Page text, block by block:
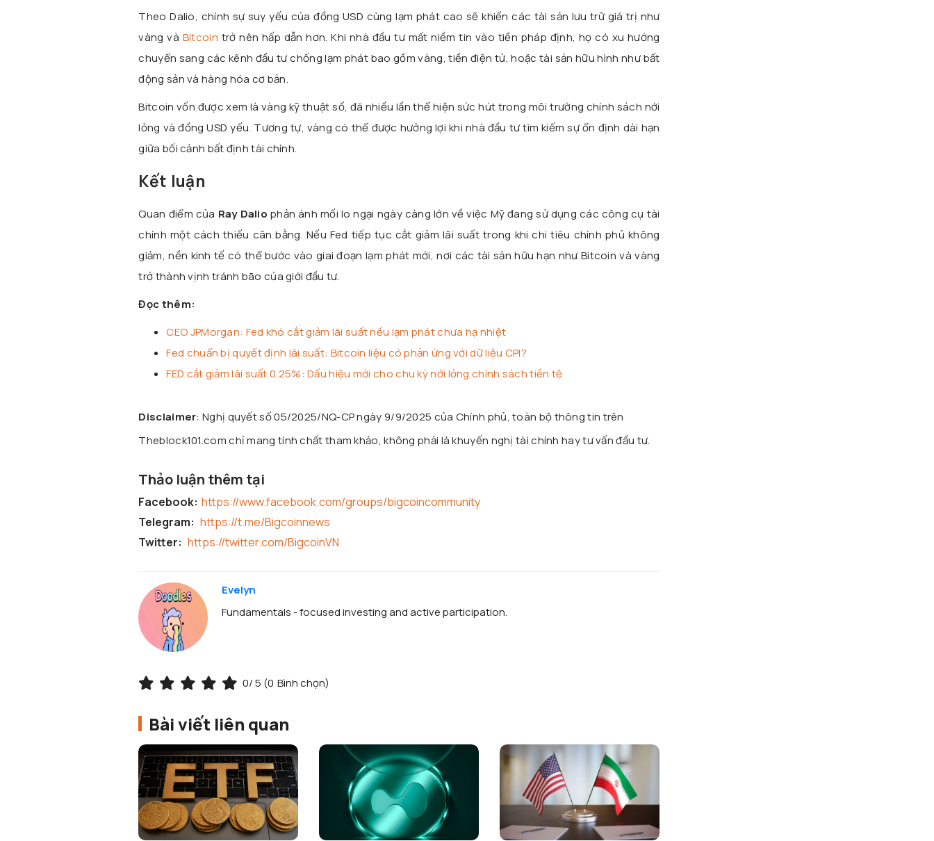
Theo Dalio, chính sự suy yếu của đồng USD cùng lạm phát cao sẽ khiến các tài sản lưu trữ giá trị như
vàng và Bitcoin trở nên hấp dẫn hơn. Khi nhà đầu tư mất niềm tin vào tiền pháp định, họ có xu hướng
chuyển sang các kênh đầu tư chống lạm phát bao gồm vàng, tiền điện tử, hoặc tài sản hữu hình như bất
động sản và hàng hóa cơ bản.
Bitcoin vốn được xem là vàng kỹ thuật số, đã nhiều lần thể hiện sức hút trong môi trường chính sách nới
lỏng và đồng USD yếu. Tương tự, vàng có thể được hưởng lợi khi nhà đầu tư tìm kiếm sự ổn định dài hạn
giữa bối cảnh bất định tài chính.
Kết luận
Quan điểm của Ray Dalio phản ánh mối lo ngại ngày càng lớn về việc Mỹ đang sử dụng các công cụ tài
chính một cách thiếu cân bằng. Nếu Fed tiếp tục cắt giảm lãi suất trong khi chi tiêu chính phủ không
giảm, nền kinh tế có thể bước vào giai đoạn lạm phát mới, nơi các tài sản hữu hạn như Bitcoin và vàng
trở thành vịnh tránh bão của giới đầu tư.
Đọc thêm:
CEO JPMorgan: Fed khó cắt giảm lãi suất nếu lạm phát chưa hạ nhiệt
Fed chuẩn bị quyết định lãi suất: Bitcoin liệu có phản ứng với dữ liệu CPI?
FED cắt giảm lãi suất 0.25%: Dấu hiệu mới cho chu kỳ nới lỏng chính sách tiền tệ
Disclaimer: Nghị quyết số 05/2025/NQ-CP ngày 9/9/2025 của Chính phủ, toàn bộ thông tin trên
Theblock101.com chỉ mang tính chất tham khảo, không phải là khuyến nghị tài chính hay tư vấn đầu tư.
Thảo luận thêm tại
Facebook: https://www.facebook.com/groups/bigcoincommunity
Telegram: https://t.me/Bigcoinnews
Twitter: https://twitter.com/BigcoinVN
Evelyn
Fundamentals - focused investing and active participation.
0/ 5 (0 Bình chọn)
Bài viết liên quan